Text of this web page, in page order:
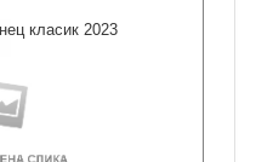
класик 2023